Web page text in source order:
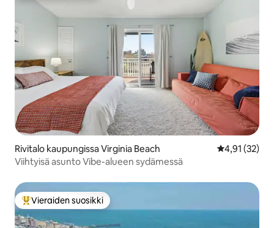
Rivitalo kaupungissa Virginia Beach
4,91 (32)
Viihtyisä asunto Vibe-alueen sydämessä
Vieraiden suosikkien parhaimmistoa
Vieraiden suosikki